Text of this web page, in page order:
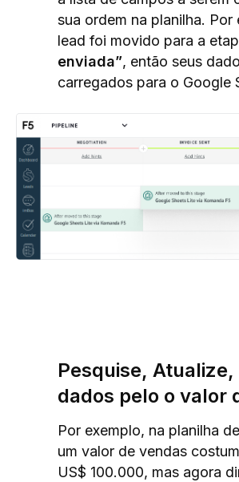
sua ordem na planilha. Por
lead foi movido para a
enviada”, então seus
carregados para o Google
Pesquise,
dados pelo o valor
Por exemplo, na planilha
um valor de vendas
US$ 100.000, mas agora